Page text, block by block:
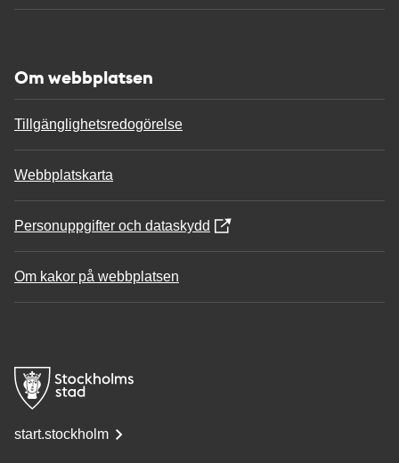
Om webbplatsen
Tillgänglighetsredogörelse
Webbplatskarta
Personuppgifter och dataskydd
Om kakor på webbplatsen
start.stockholm